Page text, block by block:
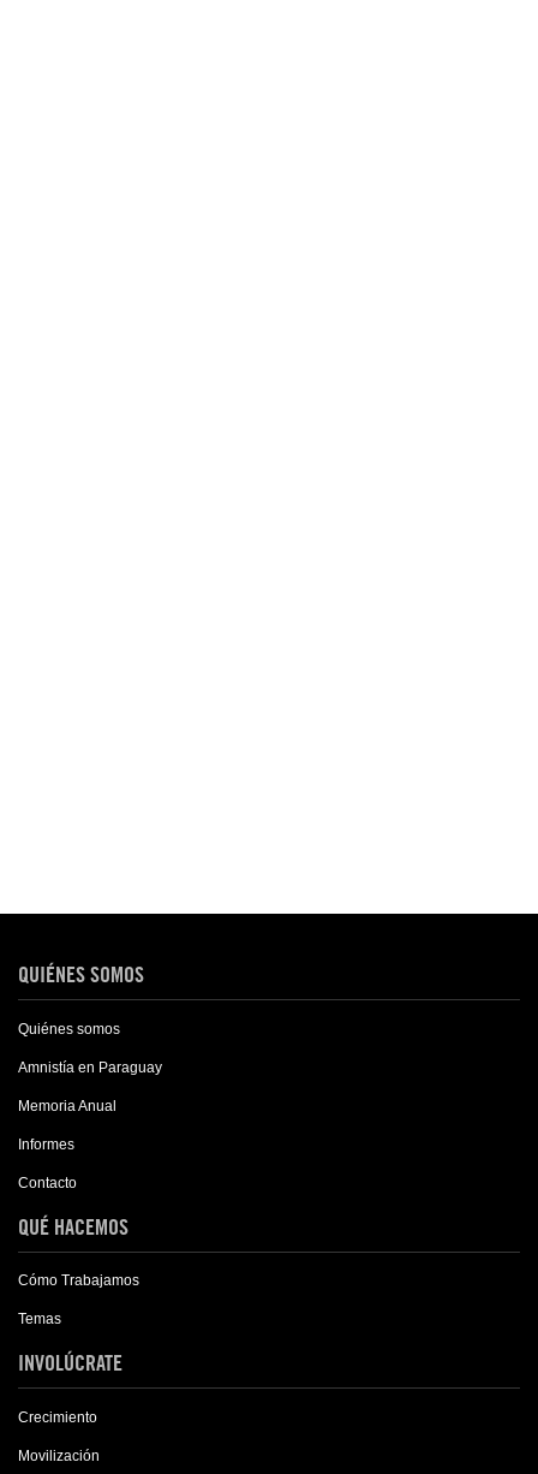
QUIÉNES SOMOS
Quiénes somos
Amnistía en Paraguay
Memoria Anual
Informes
Contacto
QUÉ HACEMOS
Cómo Trabajamos
Temas
INVOLÚCRATE
Crecimiento
Movilización